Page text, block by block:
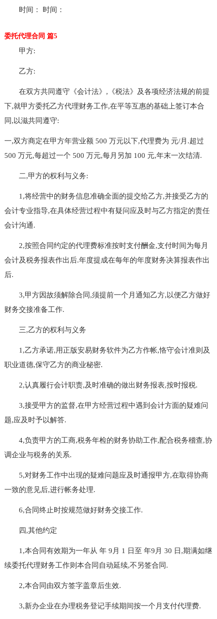
时间： 时间：
委托代理合同 篇5
甲方:
乙方:
在双方共同遵守《会计法》,《税法》及各项经济法规的前提
下,就甲方委托乙方代理财务工作,在平等互惠的基础上签订本合
同,以滋共同遵守:
一,双方商定在甲方年营业额 500 万元以下,代理费为 元/月.超过
500 万元,每超过一个 500 万元,每月另加 100 元,年末一次结清.
二,甲方的权利与义务:
1,将经营中的财务信息准确全面的提交给乙方,并接受乙方的
会计专业指导,在具体经营过程中有疑问应及时与乙方指定的责任
会计沟通.
2,按照合同约定的代理费标准按时支付酬金,支付时间为每月
会计及税务报表作出后.年度提成在每年的年度财务决算报表作出
后.
3,甲方因故须解除合同,须提前一个月通知乙方,以便乙方做好
财务交接准备工作.
三,乙方的权利与义务
1,乙方承诺,用正版安易财务软件为乙方作帐,恪守会计准则及
职业道德,保守乙方的商业秘密.
2,认真履行会计职责,及时准确的做出财务报表,按时报税.
3,接受甲方的监督,在甲方经营过程中遇到会计方面的疑难问
题,应及时予以解答.
4,负责甲方的工商,税务年检的财务协助工作,配合税务稽查,协
调企业与税务的关系.
5,对财务工作中出现的疑难问题应及时通报甲方,在取得协商
一致的意见后,进行帐务处理.
6,合同终止时按规范做好财务交接工作.
四,其他约定
1,本合同有效期为一年从 年 9月 1 日至 年9月 30 日,期满如继
续委托代理财务工作则本合同自动延续,不另签合同.
2,本合同由双方签字盖章后生效.
3,新办企业在办理税务登记手续期间按一个月支付代理费.